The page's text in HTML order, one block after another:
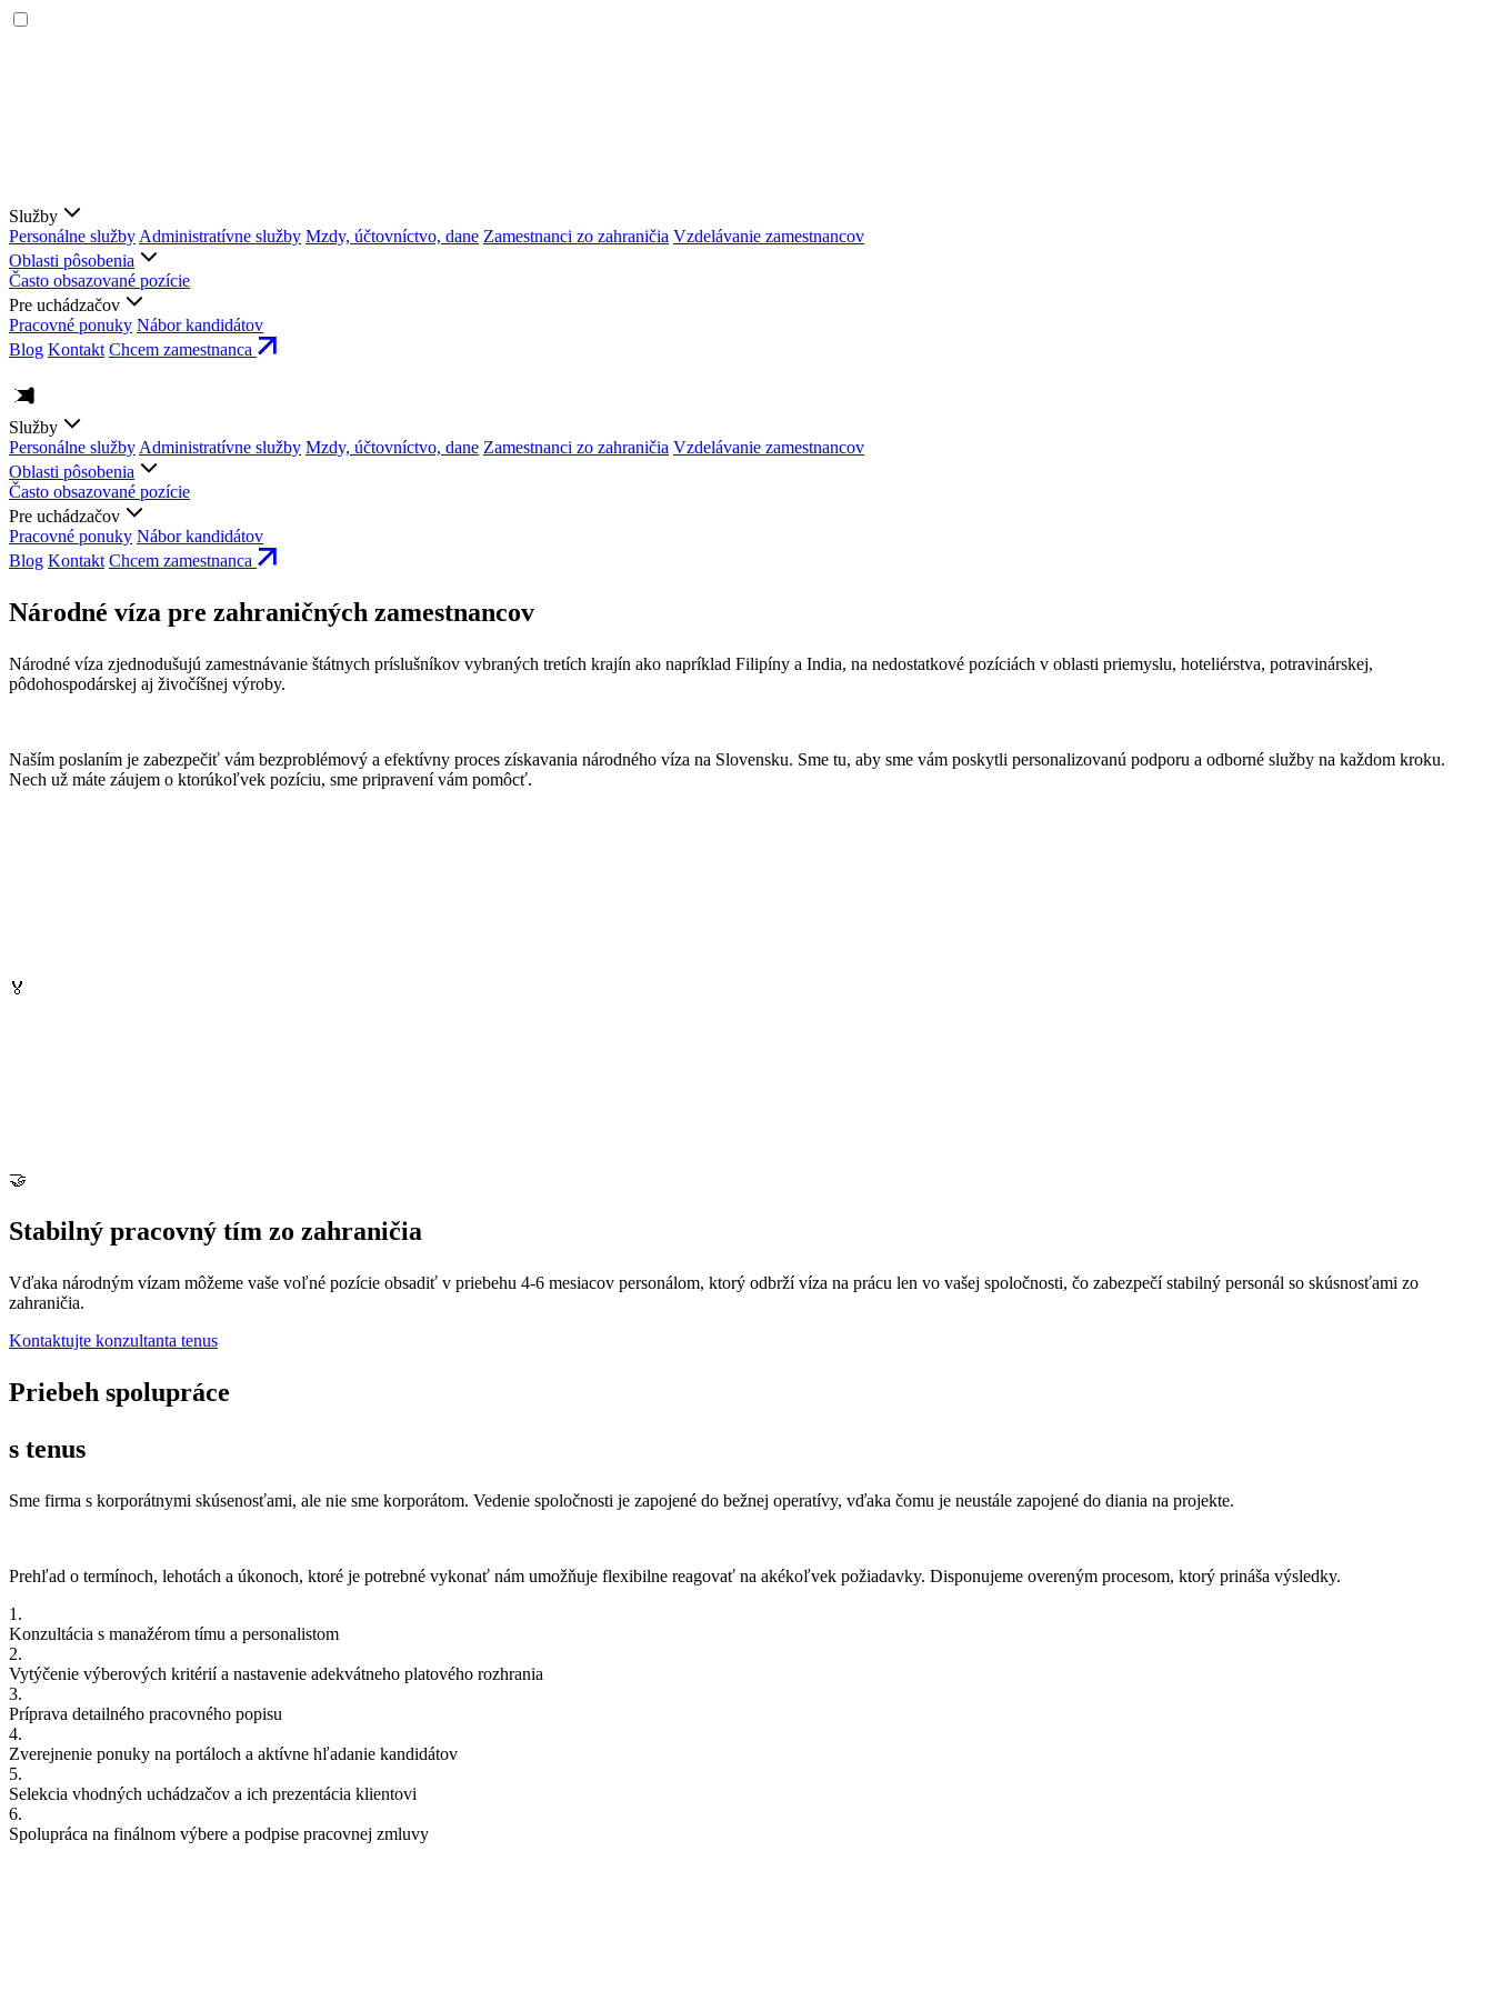
Služby
Personálne služby Administratívne služby Mzdy, účtovníctvo, dane Zamestnanci zo zahraničia Vzdelávanie zamestnancov
Oblasti pôsobenia
Často obsazované pozície
Pre uchádzačov
Pracovné ponuky Nábor kandidátov
Blog Kontakt Chcem zamestnanca
Služby
Personálne služby Administratívne služby Mzdy, účtovníctvo, dane Zamestnanci zo zahraničia Vzdelávanie zamestnancov
Oblasti pôsobenia
Často obsazované pozície
Pre uchádzačov
Pracovné ponuky Nábor kandidátov
Blog Kontakt Chcem zamestnanca
Národné víza pre zahraničných zamestnancov
Národné víza zjednodušujú zamestnávanie štátnych príslušníkov vybraných tretích krajín ako napríklad Filipíny a India, na nedostatkové pozíciách v oblasti priemyslu, hoteliérstva, potravinárskej,
pôdohospodárskej aj živočíšnej výroby.
Naším poslaním je zabezpečiť vám bezproblémový a efektívny proces získavania národného víza na Slovensku. Sme tu, aby sme vám poskytli personalizovanú podporu a odborné služby na každom kroku.
Nech už máte záujem o ktorúkoľvek pozíciu, sme pripravení vám pomôcť.
🏅
🤝
Stabilný pracovný tím zo zahraničia
Vďaka národným vízam môžeme vaše voľné pozície obsadiť v priebehu 4-6 mesiacov personálom, ktorý odbrží víza na prácu len vo vašej spoločnosti, čo zabezpečí stabilný personál so skúsnosťami zo
zahraničia.
Kontaktujte konzultanta tenus
Priebeh spolupráce
s tenus
Sme firma s korporátnymi skúsenosťami, ale nie sme korporátom. Vedenie spoločnosti je zapojené do bežnej operatívy, vďaka čomu je neustále zapojené do diania na projekte.
Prehľad o termínoch, lehotách a úkonoch, ktoré je potrebné vykonať nám umožňuje flexibilne reagovať na akékoľvek požiadavky. Disponujeme overeným procesom, ktorý prináša výsledky.
1.
Konzultácia s manažérom tímu a personalistom
2.
Vytýčenie výberových kritérií a nastavenie adekvátneho platového rozhrania
3.
Príprava detailného pracovného popisu
4.
Zverejnenie ponuky na portáloch a aktívne hľadanie kandidátov
5.
Selekcia vhodných uchádzačov a ich prezentácia klientovi
6.
Spolupráca na finálnom výbere a podpise pracovnej zmluvy